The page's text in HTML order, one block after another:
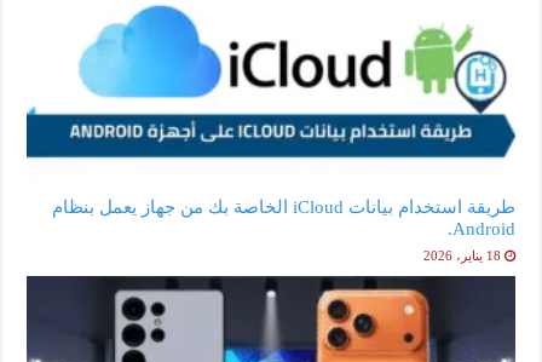
طريقة استخدام بيانات iCloud الخاصة بك من جهاز يعمل بنظام
Android.
18 يناير، 2026